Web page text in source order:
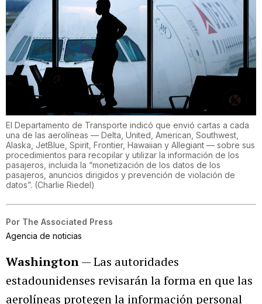
El Departamento de Transporte indicó que envió cartas a cada
una de las aerolíneas — Delta, United, American, Southwest,
Alaska, JetBlue, Spirit, Frontier, Hawaiian y Allegiant — sobre sus
procedimientos para recopilar y utilizar la información de los
pasajeros, incluida la “monetización de los datos de los
pasajeros, anuncios dirigidos y prevención de violación de
datos”. (Charlie Riedel)
Por The Associated Press
Agencia de noticias
Washington— Las autoridades
estadounidenses revisarán la forma en que las
aerolíneas protegen la información personal